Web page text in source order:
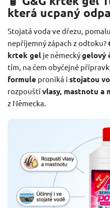
která ucpaný
Stojatá voda ve dřezu,
nepříjemný zápach z odtoku?
krtek gel je německýgelový
tím, na čem obyčejné
formule proniká i stojatou
rozpouštívlasy, mastnotu a
z Německa.